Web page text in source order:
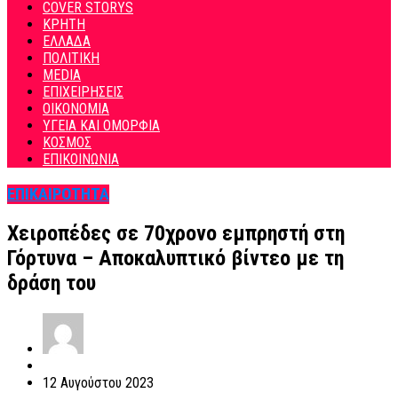
COVER STORYS
ΚΡΗΤΗ
ΕΛΛΑΔΑ
ΠΟΛΙΤΙΚΗ
MEDIA
ΕΠΙΧΕΙΡΗΣΕΙΣ
ΟΙΚΟΝΟΜΙΑ
ΥΓΕΙΑ ΚΑΙ ΟΜΟΡΦΙΑ
ΚΟΣΜΟΣ
ΕΠΙΚΟΙΝΩΝΙΑ
ΕΠΙΚΑΙΡΟΤΗΤΑ
Χειροπέδες σε 70χρονο εμπρηστή στη
Γόρτυνα – Αποκαλυπτικό βίντεο με τη
δράση του
12 Αυγούστου 2023